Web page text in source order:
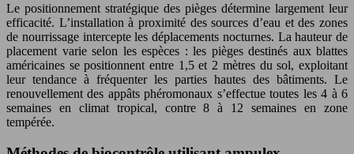
Le positionnement stratégique des pièges détermine largement leur
efficacité. L’installation à proximité des sources d’eau et des zones
de nourrissage intercepte les déplacements nocturnes. La hauteur de
placement varie selon les espèces : les pièges destinés aux blattes
américaines se positionnent entre 1,5 et 2 mètres du sol, exploitant
leur tendance à fréquenter les parties hautes des bâtiments. Le
renouvellement des appâts phéromonaux s’effectue toutes les 4 à 6
semaines en climat tropical, contre 8 à 12 semaines en zone
tempérée.